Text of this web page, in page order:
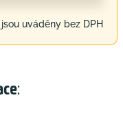
uváděny bez DPH